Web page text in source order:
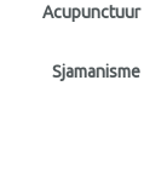
Acupunctuur
Sjamanisme